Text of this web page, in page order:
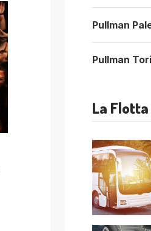
Pullman
Pullman
La Flotta